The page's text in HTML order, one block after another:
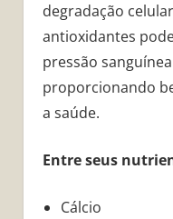
degradação
antioxidantes
pressão
proporcionando
a saúde.
Entre seus
Cálcio